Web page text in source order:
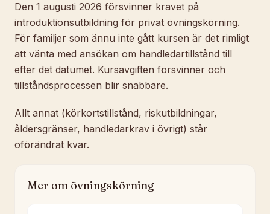
Den 1 augusti 2026 försvinner kravet på
introduktionsutbildning för privat övningskörning.
För familjer som ännu inte gått kursen är det rimligt
att vänta med ansökan om handledartillstånd till
efter det datumet. Kursavgiften försvinner och
tillståndsprocessen blir snabbare.
Allt annat (körkortstillstånd, riskutbildningar,
åldersgränser, handledarkrav i övrigt) står
oförändrat kvar.
Mer om övningskörning